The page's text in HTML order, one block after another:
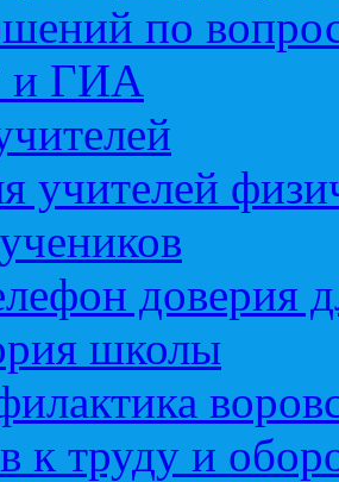
по
и ГИА
учителей
доверия
школы
к труду и